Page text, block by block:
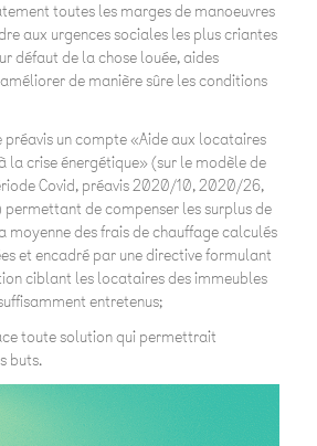
toutes les marges de manoeuvres
aux urgences sociales les plus criantes
défaut de la chose louée, aides
de manière sûre les conditions
préavis un compte «Aide aux locataires
la crise énergétique» (sur le modèle de
Covid, préavis 2020/10, 2020/26,
de compenser les surplus de
des frais de chauffage calculés
et encadré par une directive formulant
ciblant les locataires des immeubles
entretenus;
toute solution qui permettrait
buts.